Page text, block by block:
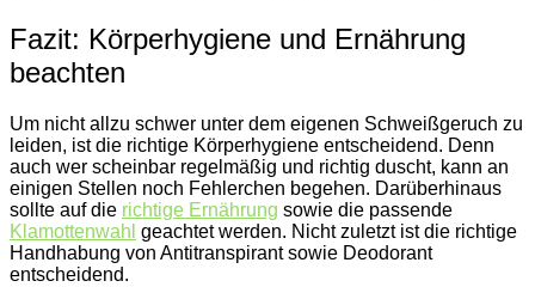
Fazit: Körperhygiene und Ernährung
beachten
Um nicht allzu schwer unter dem eigenen Schweißgeruch zu
leiden, ist die richtige Körperhygiene entscheidend. Denn
auch wer scheinbar regelmäßig und richtig duscht, kann an
einigen Stellen noch Fehlerchen begehen. Darüberhinaus
sollte auf die richtige Ernährung sowie die passende
Klamottenwahl geachtet werden. Nicht zuletzt ist die richtige
Handhabung von Antitranspirant sowie Deodorant
entscheidend.